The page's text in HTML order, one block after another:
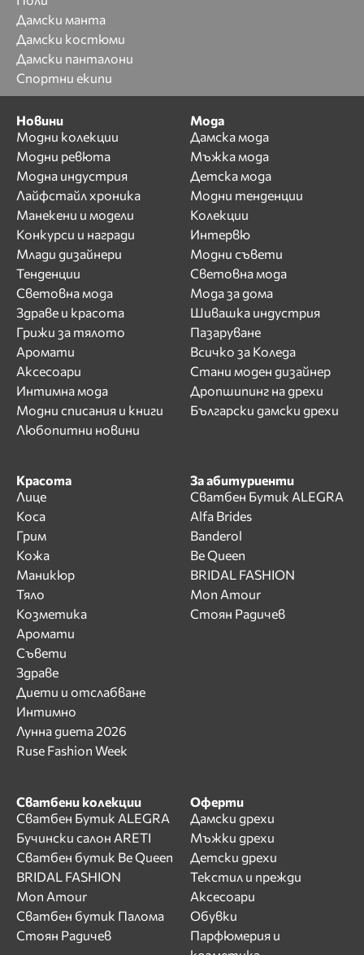
Дамски манта
Дамски костюми
Дамски панталони
Спортни екипи
Новини
Модни колекции
Модни ревюта
Модна индустрия
Лайфстайл хроника
Манекени и модели
Конкурси и награди
Млади дизайнери
Тенденции
Световна мода
Здраве и красота
Грижи за тялото
Аромати
Аксесоари
Интимна мода
Модни списания и книги
Любопитни новини
Мода
Дамска мода
Мъжка мода
Детска мода
Модни тенденции
Колекции
Интервю
Модни съвети
Световна мода
Мода за дома
Шивашка индустрия
Пазаруване
Всичко за Коледа
Стани моден дизайнер
Дропшипинг на дрехи
Български дамски дрехи
Красота
Лице
Коса
Грим
Кожа
Маникюр
Тяло
Козметика
Аромати
Съвети
Здраве
Диети и отслабване
Интимно
Лунна диета 2026
Ruse Fashion Week
За абитуриенти
Сватбен Бутик ALEGRA
Alfa Brides
Banderol
Be Queen
BRIDAL FASHION
Mon Amour
Стоян Радичев
Сватбени колекции
Сватбен Бутик ALEGRA
Бучински салон ARETI
Сватбен бутик Be Queen
BRIDAL FASHION
Mon Amour
Сватбен бутик Палома
Стоян Радичев
Оферти
Дамски дрехи
Мъжки дрехи
Детски дрехи
Текстил и прежди
Аксесоари
Обувки
Парфюмерия и